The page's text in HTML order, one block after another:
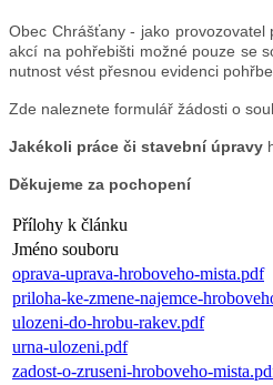
Obec Chrášťany - jako
akcí na pohřebišti možné pouze se
nutnost vést přesnou evidenci
Zde naleznete formulář žádosti o
Jakékoli práce či stavební úpravy
Děkujeme za pochopení
Přílohy k článku
Jméno souboru
oprava-uprava-hroboveho-mista.pdf
priloha-ke-zmene-najemce-
ulozeni-do-hrobu-rakev.pdf
urna-ulozeni.pdf
zadost-o-zruseni-hroboveho-